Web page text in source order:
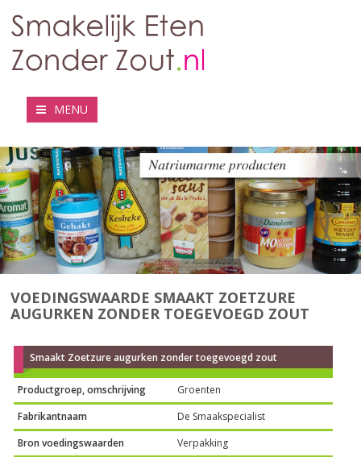
MENU
VOEDINGSWAARDE SMAAKT ZOETZURE
AUGURKEN ZONDER TOEGEVOEGD ZOUT
Smaakt Zoetzure augurken zonder toegevoegd zout
Productgroep, omschrijving
Groenten
Fabrikantnaam
De Smaakspecialist
Bron voedingswaarden
Verpakking